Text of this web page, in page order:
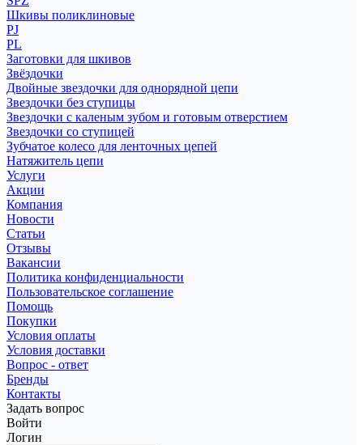
Шкивы поликлиновые
PJ
PL
Заготовки для шкивов
Звёздочки
Двойные звездочки для однорядной цепи
Звездочки без ступицы
Звездочки с каленым зубом и готовым отверстием
Звездочки со ступицей
Зубчатое колесо для ленточных цепей
Натяжитель цепи
Услуги
Акции
Компания
Новости
Статьи
Отзывы
Вакансии
Политика конфиденциальности
Пользовательское соглашение
Помощь
Покупки
Условия оплаты
Условия доставки
Вопрос - ответ
Бренды
Контакты
Задать вопрос
Войти
Логин